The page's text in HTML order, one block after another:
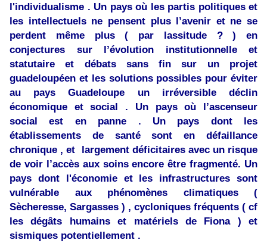
l'individualisme . Un pays où les partis politiques et
les intellectuels ne pensent plus l’avenir et ne se
perdent même plus ( par lassitude ? ) en
conjectures sur l’évolution institutionnelle et
statutaire et débats sans fin sur un projet
guadeloupéen et les solutions possibles pour éviter
au pays Guadeloupe un irréversible déclin
économique et social . Un pays où l’ascenseur
social est en panne . Un pays dont les
établissements de santé sont en défaillance
chronique , et largement déficitaires avec un risque
de voir l’accès aux soins encore être fragmenté. Un
pays dont l'économie et les infrastructures sont
vulnérable aux phénomènes climatiques (
Sècheresse, Sargasses ) , cycloniques fréquents ( cf
les dégâts humains et matériels de Fiona ) et
sismiques potentiellement .